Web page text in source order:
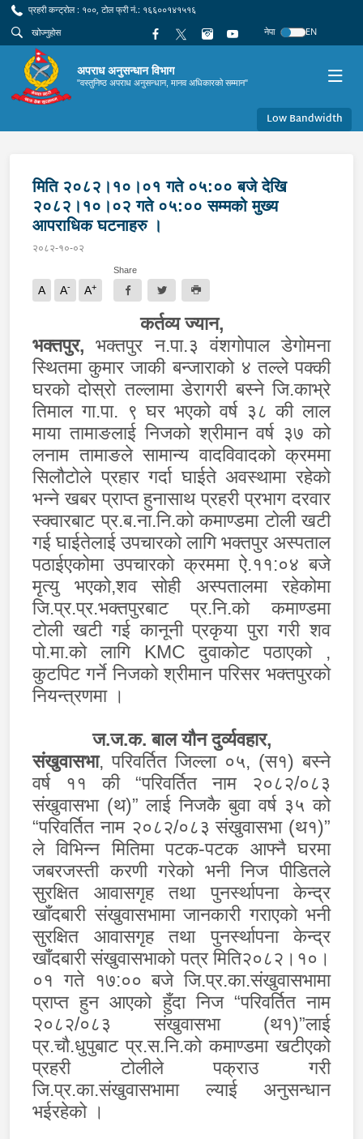
प्रहरी कन्ट्रोल : १००, टोल फ्री नं.: १६६००१४१५१६
नेपा
EN
अपराध अनुसन्धान विभाग
"वस्तुनिष्ठ अपराध अनुसन्धान, मानव अधिकारको सम्मान"
Low Bandwidth
मिति २०८२।१०।०१ गते ०५:०० बजे देखि
२०८२।१०।०२ गते ०५:०० सम्मको मुख्य
आपराधिक घटनाहरु ।
२०८२-१०-०२
A A- A+
Share
कर्तव्य ज्यान,
भक्तपुर,भक्तपुर न.पा.३ वंशगोपाल डेगोमना
स्थितमा कुमार जाकी बन्जाराको ४ तल्ले पक्की
घरको दोस्रो तल्लामा डेरागरी बस्ने जि.काभ्रे
तिमाल गा.पा. ९ घर भएको वर्ष ३८ की लाल
माया तामाङलाई निजको श्रीमान वर्ष ३७ को
लनाम तामाङले सामान्य वादविवादको क्रममा
सिलौटोले प्रहार गर्दा घाईते अवस्थामा रहेको
भन्ने खबर प्राप्त हुनासाथ प्रहरी प्रभाग दरवार
स्क्वारबाट प्र.ब.ना.नि.को कमाण्डमा टोली खटी
गई घाईतेलाई उपचारको लागि भक्तपुर अस्पताल
पठाईएकोमा उपचारको क्रममा ऐ.११:०४ बजे
मृत्यु भएको,शव सोही अस्पतालमा रहेकोमा
जि.प्र.प्र.भक्तपुरबाट प्र.नि.को कमाण्डमा
टोली खटी गई कानूनी प्रकृया पुरा गरी शव
पो.मा.को लागि KMCदुवाकोट पठाएको ,
कुटपिट गर्ने निजको श्रीमान परिसर भक्तपुरको
नियन्त्रणमा ।
ज.ज.क. बाल यौन दुर्व्यवहार,
संखुवासभा, परिवर्तित जिल्ला ०५, (स१) बस्ने
वर्ष ११ की “परिवर्तित नाम २०८२/०८३
संखुवासभा (थ)”लाई निजकै बुवा वर्ष ३५ को
“परिवर्तित नाम २०८२/०८३ संखुवासभा (थ१)”
ले विभिन्न मितिमा पटक-पटक आफ्नै घरमा
जबरजस्ती करणी गरेको भनी निज पीडितले
सुरक्षित आवासगृह तथा पुनर्स्थापना केन्द्र
खाँदबारी संखुवासभामा जानकारी गराएको भनी
सुरक्षित आवासगृह तथा पुनर्स्थापना केन्द्र
खाँदबारी संखुवासभाको पत्र मिति२०८२।१०।
०१ गते १७:०० बजे जि.प्र.का.संखुवासभामा
प्राप्‍त हुन आएको हुँदा निज “परिवर्तित नाम
२०८२/०८३ संखुवासभा (थ१)”लाई
प्र.चौ.धुपुबाट प्र.स.नि.को कमाण्डमा खटीएको
प्रहरी टोलीले पक्राउ गरी
जि.प्र.का.संखुवासभामा ल्याई अनुसन्धान
भईरहेको ।